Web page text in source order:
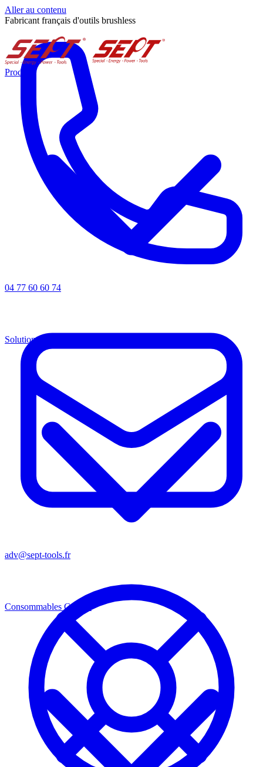
Aller au contenu
Fabricant français d'outils brushless
04 77 60 60 74
adv@sept-tools.fr
Produits
Solutions
Consommables Consos